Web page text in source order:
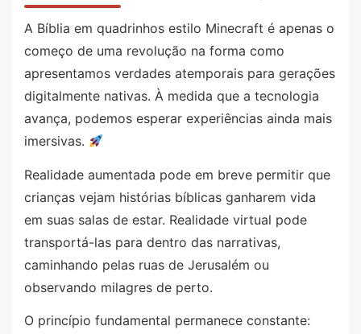
A Bíblia em quadrinhos estilo Minecraft é apenas o
começo de uma revolução na forma como
apresentamos verdades atemporais para gerações
digitalmente nativas. À medida que a tecnologia
avança, podemos esperar experiências ainda mais
imersivas.
Realidade aumentada pode em breve permitir que
crianças vejam histórias bíblicas ganharem vida
em suas salas de estar. Realidade virtual pode
transportá-las para dentro das narrativas,
caminhando pelas ruas de Jerusalém ou
observando milagres de perto.
O princípio fundamental permanece constante: